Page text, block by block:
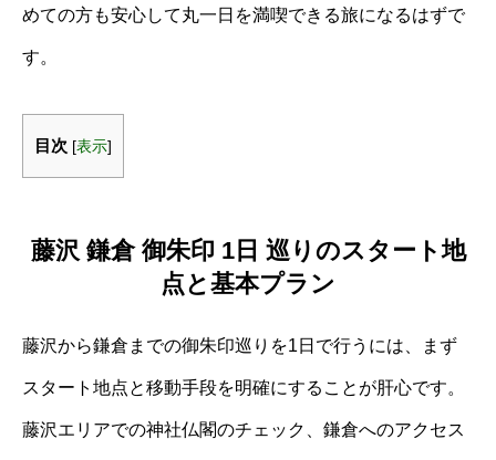
めての方も安心して丸一日を満喫できる旅になるはずで
す。
目次 [表示]
藤沢 鎌倉 御朱印 1日 巡りのスタート地
点と基本プラン
藤沢から鎌倉までの御朱印巡りを1日で行うには、まず
スタート地点と移動手段を明確にすることが肝心です。
藤沢エリアでの神社仏閣のチェック、鎌倉へのアクセス